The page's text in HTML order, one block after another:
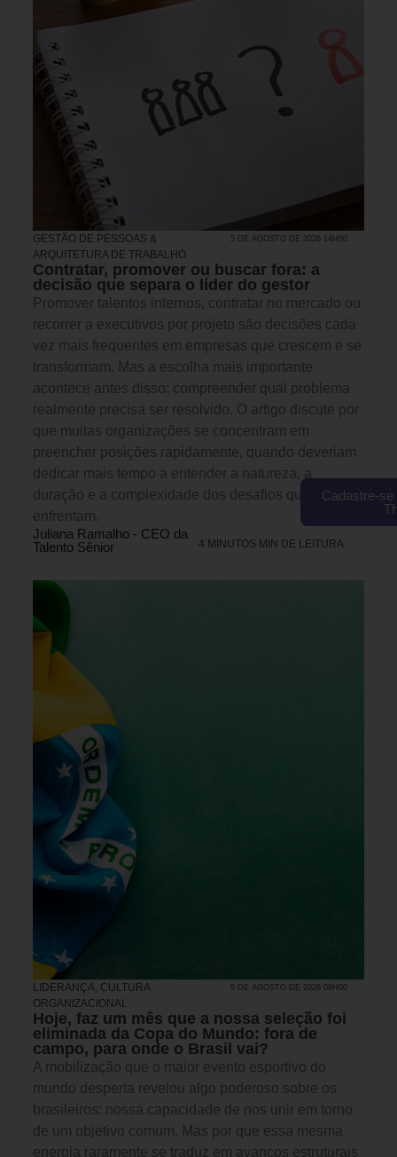
GESTÃO DE PESSOAS &
ARQUITETURA DE TRABALHO
5 DE AGOSTO DE 2026 14H00
Contratar, promover ou buscar fora: a
decisão que separa o líder do gestor
Promover talentos internos, contratar no mercado ou
recorrer a executivos por projeto são decisões cada
vez mais frequentes em empresas que crescem e se
transformam. Mas a escolha mais importante
acontece antes disso: compreender qual problema
realmente precisa ser resolvido. O artigo discute por
que muitas organizações se concentram em
preencher posições rapidamente, quando deveriam
dedicar mais tempo a entender a natureza, a
duração e a complexidade dos desafios que
enfrentam.
Juliana Ramalho - CEO da
Talento Sênior
4 MINUTOS MIN DE LEITURA
LIDERANÇA, CULTURA
ORGANIZACIONAL
5 DE AGOSTO DE 2026 08H00
Hoje, faz um mês que a nossa seleção foi
eliminada da Copa do Mundo: fora de
campo, para onde o Brasil vai?
A mobilização que o maior evento esportivo do
mundo desperta revelou algo poderoso sobre os
brasileiros: nossa capacidade de nos unir em torno
de um objetivo comum. Mas por que essa mesma
energia raramente se traduz em avanços estruturais
Cadastre-